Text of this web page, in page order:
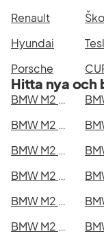
Renault
Hyundai
Porsche
Hitta nya och
BMW M2 Competition i Stockholm
BMW M2 Competition i Malmö
BMW M2 Competition i Uppsala
BMW M2 Competition i Eskilstuna
BMW M2 Competition i Kristianstad
BMW M2 Competition i Borås